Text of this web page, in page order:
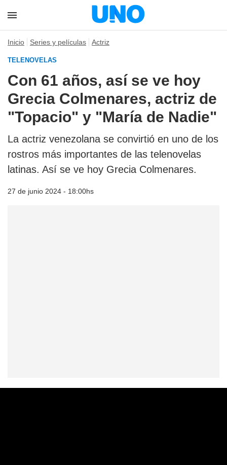
Inicio Series y películas Actriz
TELENOVELAS
Con 61 años, así se ve hoy
Grecia Colmenares, actriz de
"Topacio" y "María de Nadie"
La actriz venezolana se convirtió en uno de los
rostros más importantes de las telenovelas
latinas. Así se ve hoy Grecia Colmenares.
27 de junio 2024 - 18:00hs